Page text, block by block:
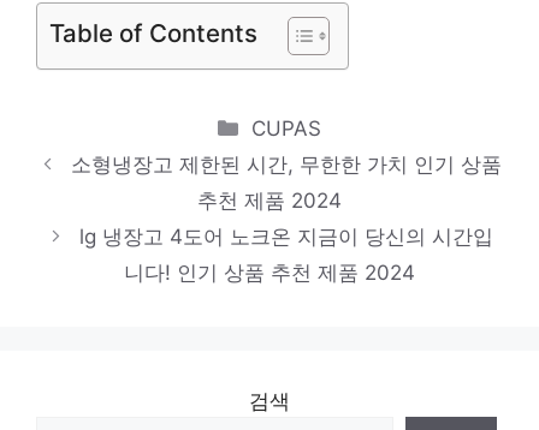
품 2024
rf84c906b4w
소형세탁기6kg
진정한 퀄리티를 느껴보세요! 인기 상품 추천
제품 2024
Table of Contents
Categories
CUPAS
소형냉장고 제한된 시간, 무한한 가치 인기 상품
추천 제품 2024
lg 냉장고 4도어 노크온 지금이 당신의 시간입
니다! 인기 상품 추천 제품 2024
검색